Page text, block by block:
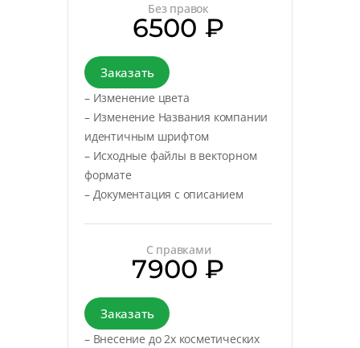
Без правок
6500 ₽
Заказать
– Изменение цвета
– Изменение Названия компании
идентичным шрифтом
– Исходные файлы в векторном
формате
– Документация с описанием
С правками
7900 ₽
Заказать
– Внесение до 2х косметических